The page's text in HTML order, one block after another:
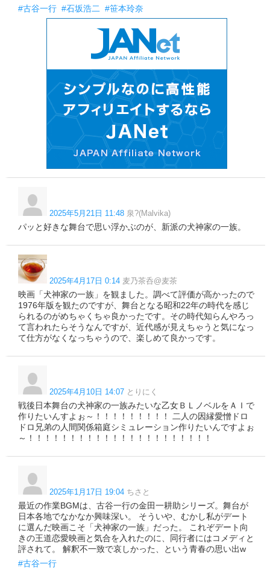
#古谷一行 #石坂浩二 #笹本玲奈
2025年5月21日 11:48 泉?(Malvika)
パッと好きな舞台で思い浮かぶのが、新派の犬神家の一族。
2025年4月17日 0:14 麦乃茶呑@麦茶
映画「犬神家の一族」を観ました。調べて評価が高かったので
1976年版を観たのですが、舞台となる昭和22年の時代を感じ
られるのがめちゃくちゃ良かったです。その時代知らんやろっ
て言われたらそうなんですが、近代感が見えちゃうと気になっ
て仕方がなくなっちゃうので、楽しめて良かっです。
2025年4月10日 14:07 とりにく
戦後日本舞台の犬神家の一族みたいな乙女ＢＬノベルをＡＩで
作りたいんすよぉ～！！！！！！！！！ 二人の因縁愛憎ドロ
ドロ兄弟の人間関係箱庭シミュレーション作りたいんですよぉ
～！！！！！！！！！！！！！！！！！！！！！！
2025年1月17日 19:04 ちさと
最近の作業BGMは、古谷一行の金田一耕助シリーズ。舞台が
日本各地でなかなか興味深い。 そういや、むかし私がデート
に選んだ映画こそ「犬神家の一族」だった。 これぞデート向
きの王道恋愛映画と気合を入れたのに、同行者にはコメディと
評されて。 解釈不一致で哀しかった、という青春の思い出w
#古谷一行